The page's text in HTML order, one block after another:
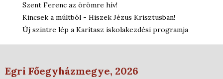
Szent Ferenc az örömre hív!
Kincsek a múltból - Hiszek Jézus Krisztusban!
Új szintre lép a Karitasz iskolakezdési programja
Egri Főegyházmegye, 2026